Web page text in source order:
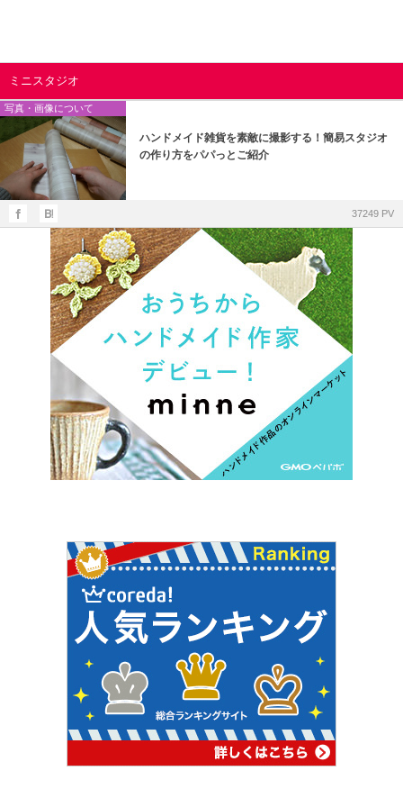
ミニスタジオ
写真・画像について
ハンドメイド雑貨を素敵に撮影する！簡易スタジオ
の作り方をパパっとご紹介
37249 PV